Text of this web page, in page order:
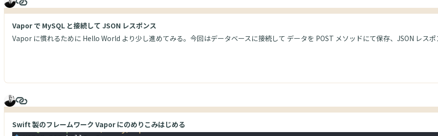
Vapor で MySQL と接続して JSON レスポンス
Vapor に慣れるために Hello World より少し進めてみる。今回はデータベースに接続して データを POST メソッドにて保存、JSON レスポ
Swift 製のフレームワーク Vapor にのめりこみはじめる